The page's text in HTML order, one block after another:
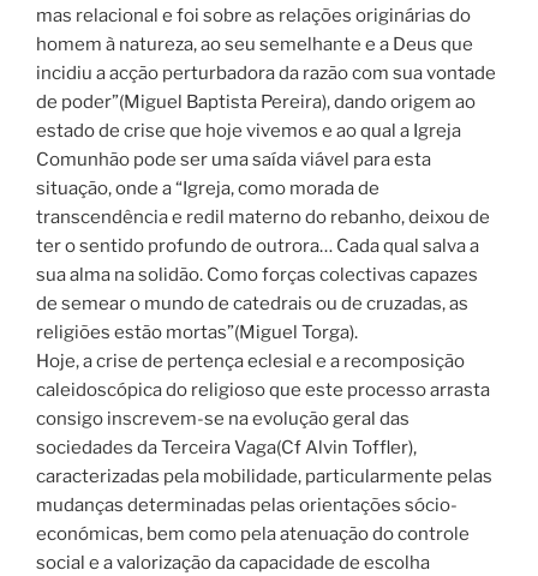
mas relacional e foi sobre as relações originárias do
homem à natureza, ao seu semelhante e a Deus que
incidiu a acção perturbadora da razão com sua vontade
de poder”(Miguel Baptista Pereira), dando origem ao
estado de crise que hoje vivemos e ao qual a Igreja
Comunhão pode ser uma saída viável para esta
situação, onde a “Igreja, como morada de
transcendência e redil materno do rebanho, deixou de
ter o sentido profundo de outrora… Cada qual salva a
sua alma na solidão. Como forças colectivas capazes
de semear o mundo de catedrais ou de cruzadas, as
religiões estão mortas”(Miguel Torga).
Hoje, a crise de pertença eclesial e a recomposição
caleidoscópica do religioso que este processo arrasta
consigo inscrevem-se na evolução geral das
sociedades da Terceira Vaga(Cf Alvin Toffler),
caracterizadas pela mobilidade, particularmente pelas
mudanças determinadas pelas orientações sócio-
económicas, bem como pela atenuação do controle
social e a valorização da capacidade de escolha